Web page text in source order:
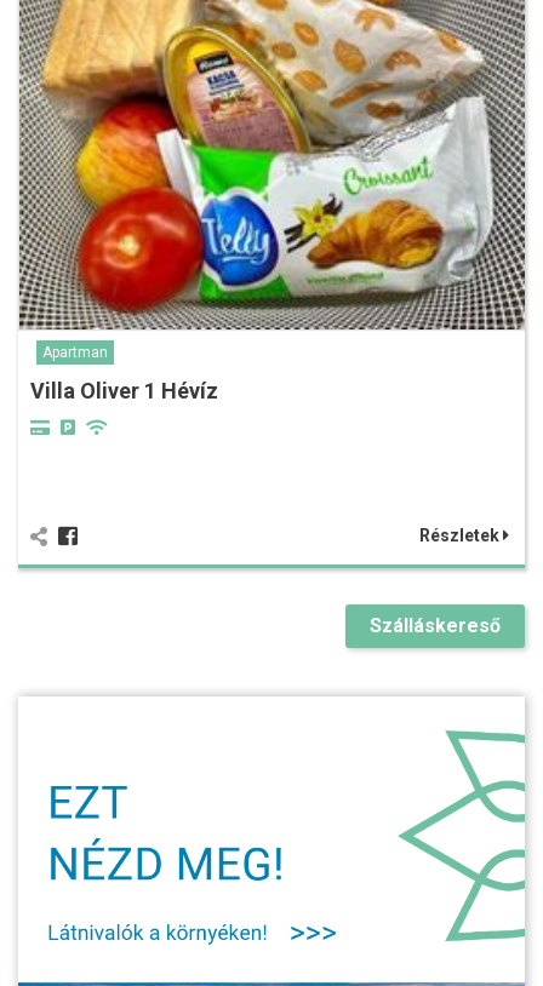
Apartman
Villa Oliver 1 Hévíz
Részletek
Szálláskereső